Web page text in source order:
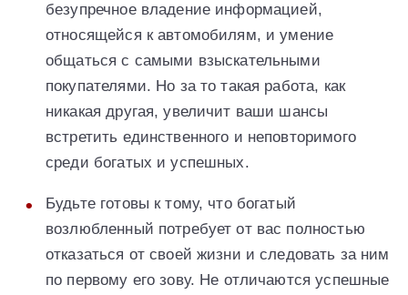
безупречное владение информацией,
относящейся к автомобилям, и умение
общаться с самыми взыскательными
покупателями. Но за то такая работа, как
никакая другая, увеличит ваши шансы
встретить единственного и неповторимого
среди богатых и успешных.
Будьте готовы к тому, что богатый
возлюбленный потребует от вас полностью
отказаться от своей жизни и следовать за ним
по первому его зову. Не отличаются успешные